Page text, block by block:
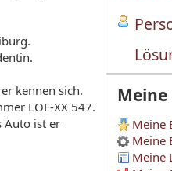
Meine
Meine
Meine
kennen sich.
LOE-XX 547.
Auto ist er